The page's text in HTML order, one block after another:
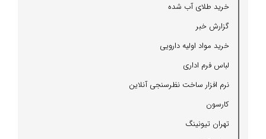
خرید طلای آب شده
گزارش خبر
خرید مواد اولیه دارویی
لباس فرم اداری
نرم افزار ساخت نظرسنجی آنلاین
كارسون
تهران تیونینگ